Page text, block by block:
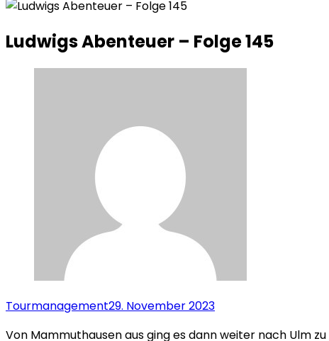
Ludwigs Abenteuer – Folge 145
Tourmanagement29. November 2023
Von Mammuthausen aus ging es dann weiter nach Ulm zu